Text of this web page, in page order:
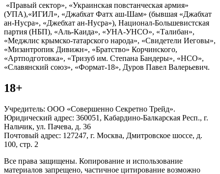
«Правый сектор», «Украинская повстанческая армия»
(УПА),«ИГИЛ», «Джабхат Фатх аш-Шам» (бывшая «Джабхат
ан-Нусра», «Джебхат ан-Нусра»), Национал-Большевистская
партия (НБП), «Аль-Каида», «УНА-УНСО», «Талибан»,
«Меджлис крымско-татарского народа», «Свидетели Иеговы»,
«Мизантропик Дивижн», «Братство» Корчинского,
«Артподготовка», «Тризуб им. Степана Бандеры», «НСО»,
«Славянский союз», «Формат-18», Дуров Павел Валерьевич.
18+
Учредитель: ООО «Совершенно Секретно Трейд».
Юридический адрес: 360051, Кабардино-Балкарская Респ., г.
Нальчик, ул. Пачева, д. 36
Почтовый адрес: 127247, г. Москва, Дмитровское шоссе, д.
100, стр. 2
Все права защищены. Копирование и использование
материалов запрещено, частичное цитирование возможно